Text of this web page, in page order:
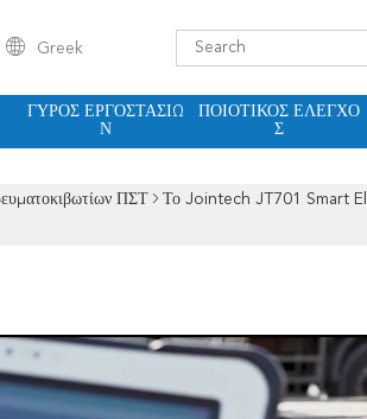
Greek
ΓΎΡΟΣ ΕΡΓΟΣΤΑΣΊΩ
Ν
ΠΟΙΟΤΙΚΌΣ ΈΛΕΓΧΟ
Σ
ΠΣΤ
Το Jointech JT701 Smart